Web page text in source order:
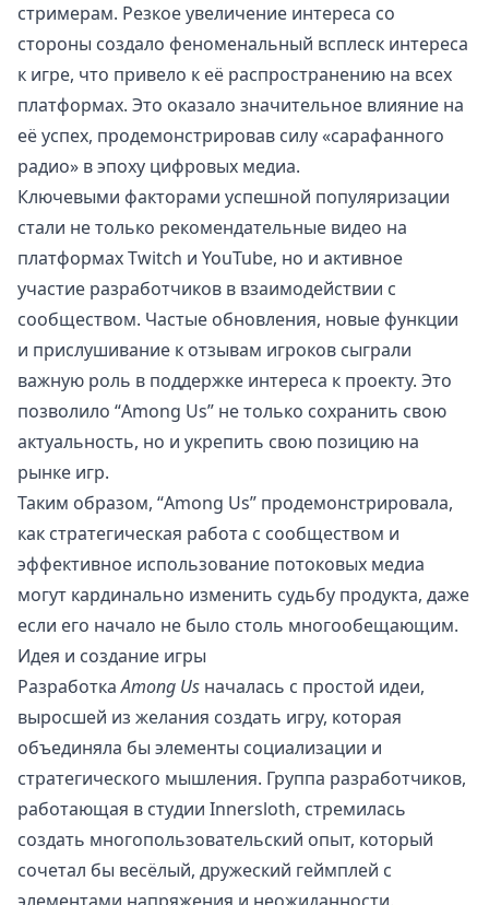
стримерам. Резкое увеличение интереса со
стороны создало феноменальный всплеск интереса
к игре, что привело к её распространению на всех
платформах. Это оказало значительное влияние на
её успех, продемонстрировав силу «сарафанного
радио» в эпоху цифровых медиа.
Ключевыми факторами успешной популяризации
стали не только рекомендательные видео на
платформах Twitch и YouTube, но и активное
участие разработчиков в взаимодействии с
сообществом. Частые обновления, новые функции
и прислушивание к отзывам игроков сыграли
важную роль в поддержке интереса к проекту. Это
позволило “Among Us” не только сохранить свою
актуальность, но и укрепить свою позицию на
рынке игр.
Таким образом, “Among Us” продемонстрировала,
как стратегическая работа с сообществом и
эффективное использование потоковых медиа
могут кардинально изменить судьбу продукта, даже
если его начало не было столь многообещающим.
Идея и создание игры
РазработкаAmong Us началась с простой идеи,
выросшей из желания создать игру, которая
объединяла бы элементы социализации и
стратегического мышления. Группа разработчиков,
работающая в студии Innersloth, стремилась
создать многопользовательский опыт, который
сочетал бы весёлый, дружеский геймплей с